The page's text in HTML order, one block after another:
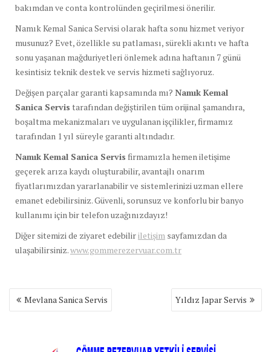
bakımdan ve conta kontrolünden geçirilmesi önerilir.
Namık Kemal Sanica Servisi olarak hafta sonu hizmet veriyor
musunuz? Evet, özellikle su patlaması, sürekli akıntı ve hafta
sonu yaşanan mağduriyetleri önlemek adına haftanın 7 günü
kesintisiz teknik destek ve servis hizmeti sağlıyoruz.
Değişen parçalar garanti kapsamında mı? Namık Kemal
Sanica Servis tarafından değiştirilen tüm orijinal şamandıra,
boşaltma mekanizmaları ve uygulanan işçilikler, firmamız
tarafından 1 yıl süreyle garanti altındadır.
Namık Kemal Sanica Servis firmamızla hemen iletişime
geçerek arıza kaydı oluşturabilir, avantajlı onarım
fiyatlarımızdan yararlanabilir ve sistemlerinizi uzman ellere
emanet edebilirsiniz. Güvenli, sorunsuz ve konforlu bir banyo
kullanımı için bir telefon uzağınızdayız!
Diğer sitemizi de ziyaret edebiliriletişim sayfamızdan da
ulaşabilirsiniz.www.gommerezervuar.com.tr
Yazı
gezinmesi
Mevlana Sanica Servis Yıldız Japar Servis